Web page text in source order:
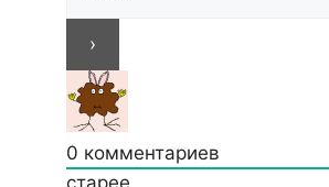
0 комментариев
старее